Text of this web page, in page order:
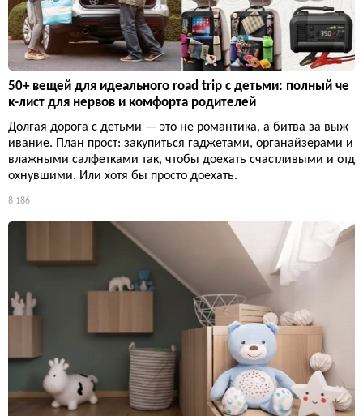
50+ вещей для идеального road trip с детьми: полный че
к-лист для нервов и комфорта родителей
Долгая дорога с детьми — это не романтика, а битва за выж
ивание. План прост: закупиться гаджетами, органайзерами и
влажными салфетками так, чтобы доехать счастливыми и отд
охнувшими. Или хотя бы просто доехать.
8 186